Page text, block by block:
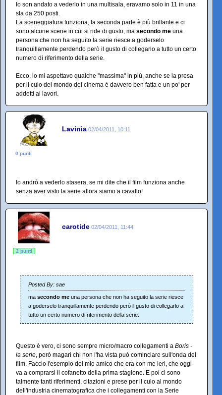
Io son andato a vederlo in una multisala, eravamo solo in 11 in una
sla da 250 posti.
La sceneggiatura funziona, la seconda parte è più brillante e ci
sono alcune scene in cui si ride di gusto, ma secondo me una
persona che non ha seguito la serie riesce a goderselo
tranquillamente perdendo però il gusto di collegarlo a tutto un certo
numero di riferimento della serie.
Ecco, io mi aspettavo qualche "massima" in più, anche se la presa
per il culo del mondo del cinema è davvero ben fatta e un po' per
addetti ai lavori.
Lavinia 02/04/2011, 10:11
0 punti
Io andrò a vederlo stasera, se mi dite che il film funziona anche
senza aver visto la serie allora siamo a cavallo!
carotide 02/04/2011, 11:44
2 punti
Posted By: sae
ma secondo me una persona che non ha seguito la serie riesce
a goderselo tranquillamente perdendo però il gusto di collegarlo a
tutto un certo numero di riferimento della serie.
Questo è vero, ci sono sempre micro/macro collegamenti a Boris -
la serie, però magari chi non l'ha vista può cominciare sull'onda del
film. Faccio l'esempio del mio amico che era con me ieri, che oggi
va a comprarsi il cofanetto della prima stagione. E poi ci sono
talmente tanti riferimenti, citazioni e prese per il culo al mondo
dell'industria cinematografica che i collegamenti con la Serie